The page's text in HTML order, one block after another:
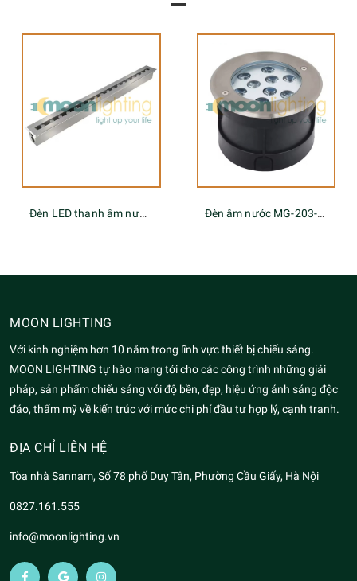
Đèn LED thanh âm nước MG-204-xx Đèn âm nước MG-203-xx
MOON LIGHTING
Với kinh nghiệm hơn 10 năm trong lĩnh vực thiết bị chiếu sáng.
MOON LIGHTING tự hào mang tới cho các công trình những giải
pháp, sản phẩm chiếu sáng với độ bền, đẹp, hiệu ứng ánh sáng độc
đáo, thẩm mỹ về kiến trúc với mức chi phí đầu tư hợp lý, cạnh tranh.
ĐỊA CHỈ LIÊN HỆ
Tòa nhà Sannam, Số 78 phố Duy Tân, Phường Cầu Giấy, Hà Nội
0827.161.555
info@moonlighting.vn